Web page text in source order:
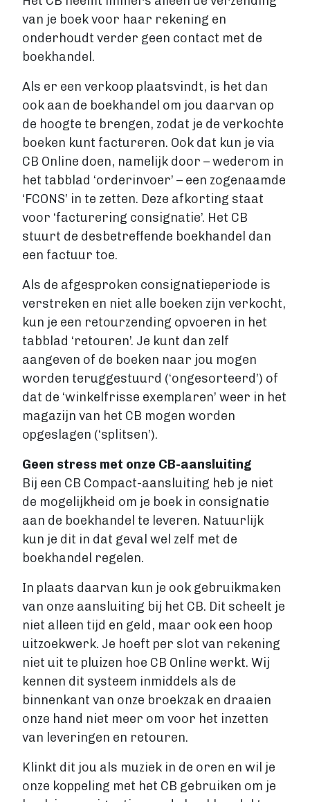
van je boek voor haar rekening en
onderhoudt verder geen contact met de
boekhandel.
Als er een verkoop plaatsvindt, is het dan
ook aan de boekhandel om jou daarvan op
de hoogte te brengen, zodat je de verkochte
boeken kunt factureren. Ook dat kun je via
CB Online doen, namelijk door – wederom in
het tabblad ‘orderinvoer’ – een zogenaamde
‘FCONS’ in te zetten. Deze afkorting staat
voor ‘facturering consignatie’. Het CB
stuurt de desbetreffende boekhandel dan
een factuur toe.
Als de afgesproken consignatieperiode is
verstreken en niet alle boeken zijn verkocht,
kun je een retourzending opvoeren in het
tabblad ‘retouren’. Je kunt dan zelf
aangeven of de boeken naar jou mogen
worden teruggestuurd (‘ongesorteerd’) of
dat de ‘winkelfrisse exemplaren’ weer in het
magazijn van het CB mogen worden
opgeslagen (‘splitsen’).
Geen stress met onze CB-aansluiting
Bij een CB Compact-aansluiting heb je niet
de mogelijkheid om je boek in consignatie
aan de boekhandel te leveren. Natuurlijk
kun je dit in dat geval wel zelf met de
boekhandel regelen.
In plaats daarvan kun je ook gebruikmaken
van onze aansluiting bij het CB. Dit scheelt je
niet alleen tijd en geld, maar ook een hoop
uitzoekwerk. Je hoeft per slot van rekening
niet uit te pluizen hoe CB Online werkt. Wij
kennen dit systeem inmiddels als de
binnenkant van onze broekzak en draaien
onze hand niet meer om voor het inzetten
van leveringen en retouren.
Klinkt dit jou als muziek in de oren en wil je
onze koppeling met het CB gebruiken om je